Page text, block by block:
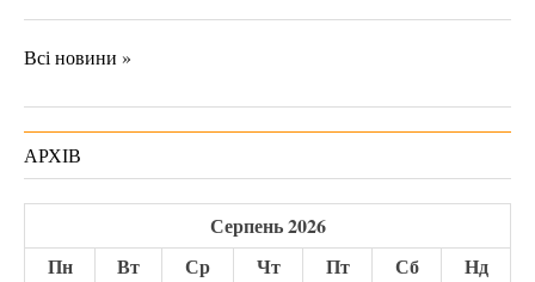
Всі новини »
АРХІВ
Серпень 2026
Пн
Вт Ср Чт Пт Сб Нд